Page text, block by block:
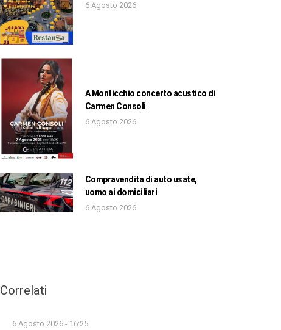
6 Agosto 2026
A Monticchio concerto acustico di
Carmen Consoli
6 Agosto 2026
Compravendita di auto usate,
uomo ai domiciliari
6 Agosto 2026
Correlati
6 Agosto 2026 - 16:25